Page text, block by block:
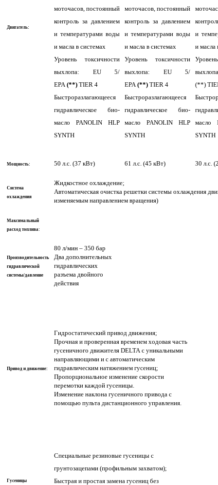
Двигатель:
моточасов, постоянный
контроль за давлением
и температурами воды
и масла в системах
Уровень токсичности
выхлопа: EU 5/
EPA (**) TIER 4
Быстроразлагающееся
гидравлическое био-
масло PANOLIN HLP
SYNTH
моточасов, постоянный
контроль за давлением
и температурами воды
и масла в системах
Уровень токсичности
выхлопа: EU 5/
EPA (**) TIER 4
Быстроразлагающееся
гидравлическое био-
масло PANOLIN HLP
SYNTH
и
и масла
(**)
масло
SYNTH
Мощность: 50 л.с. (37 кВт) 61 л.с. (45 кВт) 30 л.с.
Система
охлаждения
Жидкостное охлаждение;
Автоматическая очистка решетки системы охлаждения
изменяемым направлением вращения)
Максимальный
расход топлива:
Производительность
гидравлической
системы/давление
80 л/мин – 350 бар
Два дополнительных
гидравлических
разъема двойного
действия
Привод и движение:
Гидростатический привод движения;
Прочная и проверенная временем ходовая часть
гусеничного движителя DELTA с уникальными
направляющими и с автоматическим
гидравлическим натяжением гусениц;
Пропорциональное изменение скорости
перемотки каждой гусеницы.
Изменение наклона гусеничного привода с
помощью пульта дистанционного управления.
Гусеницы
Специальные резиновые гусеницы с
грунтозацепами (профильным захватом);
Быстрая и простая замена гусениц без